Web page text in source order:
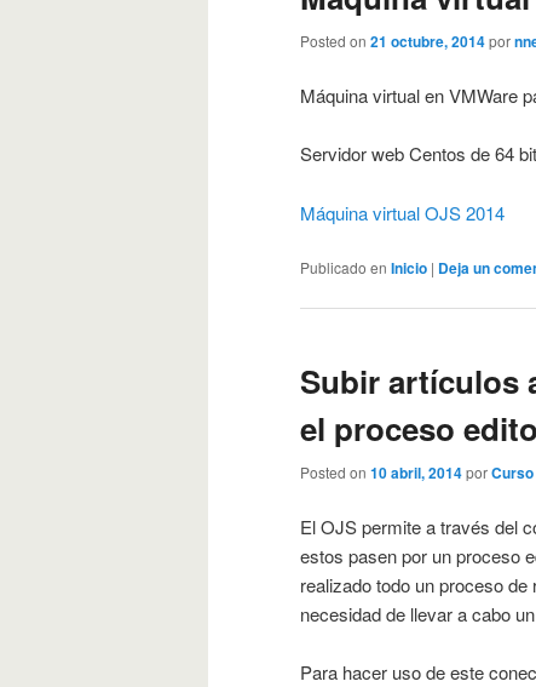
Posted on 21 octubre, 2014por
Máquina virtual en VMWare
Servidor web Centos de 64
Máquina virtual OJS 2014
Publicado en Inicio | Deja un
Subir artículos
el proceso
Posted on 10 abril, 2014por
El OJS permite a través del
estos pasen por un proceso
realizado todo un proceso
necesidad de llevar a cabo
Para hacer uso de este